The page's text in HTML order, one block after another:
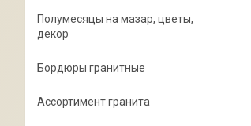
Полумесяцы на мазар, цветы,
декор
Бордюры гранитные
Ассортимент гранита